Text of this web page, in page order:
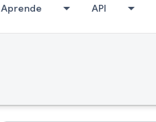
Aprende API